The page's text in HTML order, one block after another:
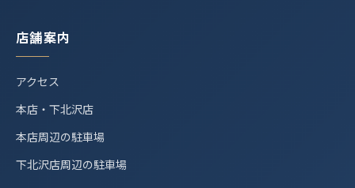
店舗案内
アクセス
本店・下北沢店
本店周辺の駐車場
下北沢店周辺の駐車場